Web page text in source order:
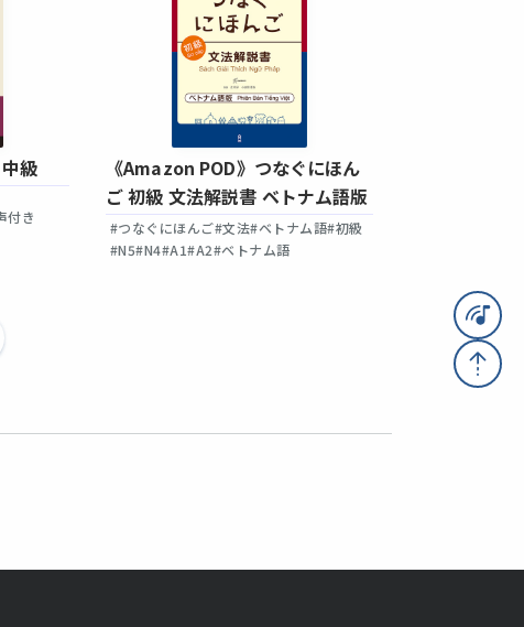
級
付き
《Amazon POD》つなぐにほん
ご 初級 文法解説書 ベトナム語版
#つなぐにほんご#文法#ベトナム語#初級
#N5#N4#A1#A2#ベトナム語